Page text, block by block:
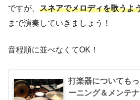
ですが、 スネアでメロディを歌うよ
まで演奏していきましょう！
音程順に並べなくてOK！
打楽器についても
ーニング＆メンテ